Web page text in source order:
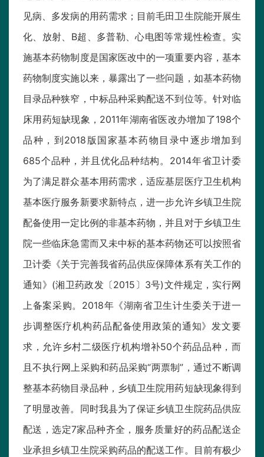
见病、多发病的用药需求；目前毛田卫生院能开展生
化、放射、B超、多普勒、心电图等常规性检查。实
施基本药物制度是国家医改中的一项重要内容，基本
药物制度实施以来，暴露出了一些问题，如基本药物
目录品种狭窄，中标品种采购配送不到位等。针对临
床用药短缺现象，2011年湖南省医改办增加了198个
品种，到2018版国家基本药物目录中逐步增加到
685个品种，并且优化品种结构。2014年省卫计委
为了满足群众基本用药需求，适应基层医疗卫生机构
基本医疗服务新要求新特点，进一步允许乡镇卫生院
配备使用一定比例的非基本药物，并且对于乡镇卫生
院一些临床急需而又未中标的基本药物还可以按照省
卫计委《关于完善我省药品供应保障体系有关工作的
通知》(湘卫药政发〔2015〕3号)文件规定，实行网
上备案采购。2018年《湖南省卫生计生委关于进一
步调整医疗机构药品配备使用政策的通知》发文要
求，允许乡村二级医疗机构增补50个药品品种，而
且不执行网上采购和药品采购“两票制”，通过不断调
整基本药物目录品种，乡镇卫生院用药短缺现象得到
了明显改善。同时我县为了保证乡镇卫生院药品供应
配送，选定7家品种齐全，服务质量好的药品配送企
业承担乡镇卫生院采购药品的配送工作。目前有极少